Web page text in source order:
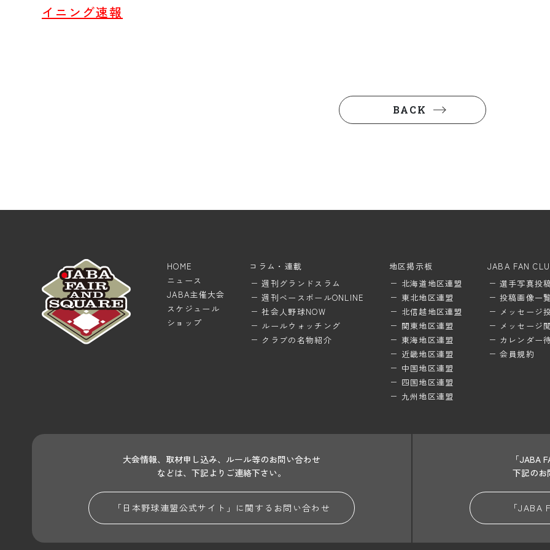
イニング速報
BACK
HOME
ニュース
JABA主催大会
スケジュール
ショップ
コラム・連載
週刊グランドスラム
週刊ベースボールONLINE
社会人野球NOW
ルールウォッチング
クラブの名物紹介
地区掲示板
北海道地区連盟
東北地区連盟
北信越地区連盟
関東地区連盟
東海地区連盟
近畿地区連盟
中国地区連盟
四国地区連盟
九州地区連盟
JABA FAN
選手写真投
投稿画像一覧
メッセージ
メッセージ
カレンダー
会員規約
大会情報、取材申し込み、ルール等のお問い合わせ
などは、下記よりご連絡下さい。
「日本野球連盟公式サイト」に関する お問い合わせ
「JABA
下記のお
「JABA